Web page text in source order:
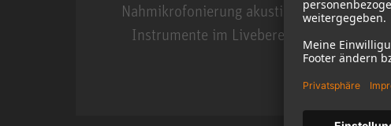
Nahmikrofonierung akustischer
Instrumente im Livebereich.